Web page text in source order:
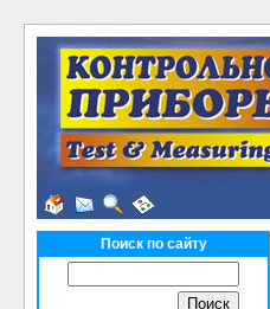
Поиск по сайту